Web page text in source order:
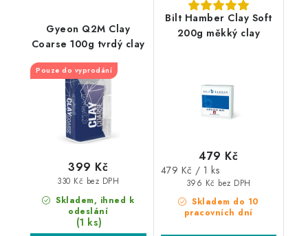
Gyeon Q2M Clay
Coarse 100g tvrdý clay
Pouze do vyprodání
Skladem, ihned k
odeslání
(1 ks)
330 Kč bez DPH
399 Kč
Bilt Hamber Clay Soft
200g měkký clay
Skladem do 10
pracovních dní
396 Kč bez DPH
479 Kč
Měrná
479 Kč / 1 ks